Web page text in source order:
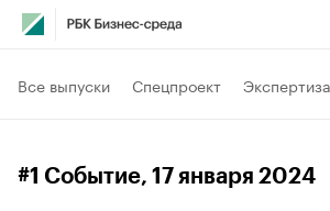
Все выпуски Спецпроект Экспертиза
#1 Событие, 17 января 2024